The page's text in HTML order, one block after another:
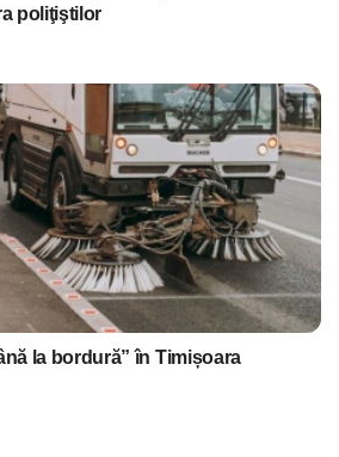
poliţiştilor
la bordură” în Timișoara